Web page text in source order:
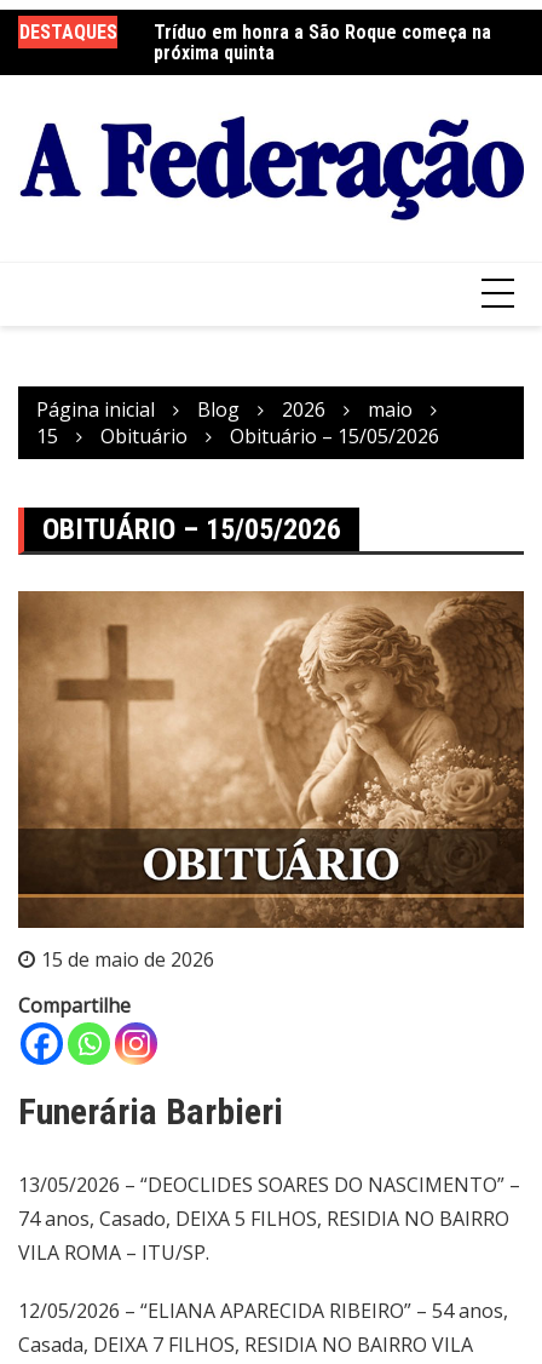
para
o
DESTAQUES
Tríduo em honra a São Roque começa na
próxima quinta
Franciscanos Seculares realizam ação
solidária
Página inicial Blog 2026
maio
15
Obituário Obituário – 15/05/2026
OBITUÁRIO – 15/05/2026
15 de maio de 2026
Compartilhe
Funerária Barbieri
13/05/2026 – “DEOCLIDES SOARES DO NASCIMENTO” –
74 anos, Casado, DEIXA 5 FILHOS, RESIDIA NO BAIRRO
VILA ROMA – ITU/SP.
12/05/2026 – “ELIANA APARECIDA RIBEIRO” – 54 anos,
Casada, DEIXA 7 FILHOS, RESIDIA NO BAIRRO VILA